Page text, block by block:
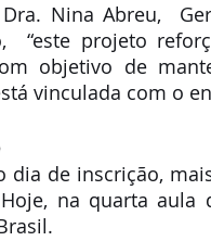
Nina Abreu,
“este projeto
objetivo de
vinculada com o
dia de inscrição,
na quarta